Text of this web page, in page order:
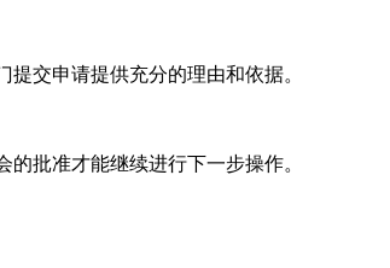
交申请提供充分的理由和依据。
批准才能继续进行下一步操作。